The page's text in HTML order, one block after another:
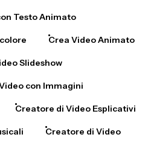
Testo Animato
Crea Video Animato
Slideshow
con Immagini
Creatore di Video Esplicativi
Creatore di Video